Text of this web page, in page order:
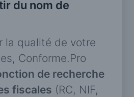
du nom de
la qualité de votre
Conforme.Pro
de recherche
fiscales (RC, NIF,